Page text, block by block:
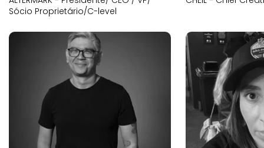
Sócio Proprietário/C-level